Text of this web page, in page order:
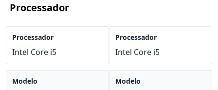
Processador
Processador
Intel Core i5
Modelo
Processador
Intel Core i5
Modelo